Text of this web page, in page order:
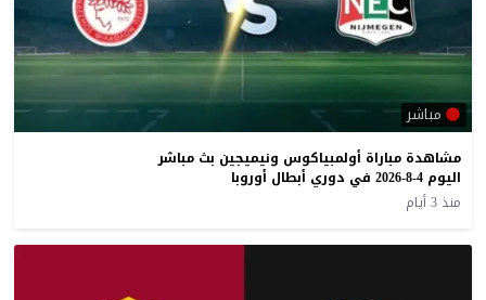
مباشر
مشاهدة مباراة أولمبياكوس ونيميجين بث مباشر
اليوم 4-8-2026 في دوري أبطال أوروبا
منذ 3 أيام